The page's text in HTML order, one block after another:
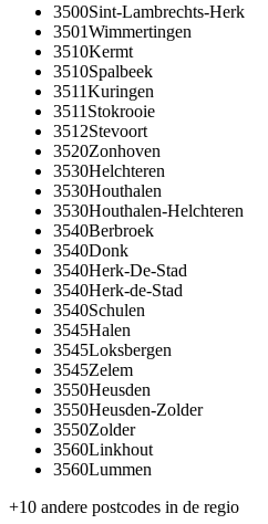
3500Sint-Lambrechts-Herk
3501Wimmertingen
3510Kermt
3510Spalbeek
3511Kuringen
3511 Stokrooie
3512Stevoort
3520Zonhoven
3530Helchteren
3530Houthalen
3530Houthalen-Helchteren
3540Berbroek
3540Donk
3540Herk-De-Stad
3540Herk-de-Stad
3540Schulen
3545Halen
3545Loksbergen
3545Zelem
3550Heusden
3550Heusden-Zolder
3550Zolder
3560Linkhout
3560Lummen
+10 andere postcodes in de regio